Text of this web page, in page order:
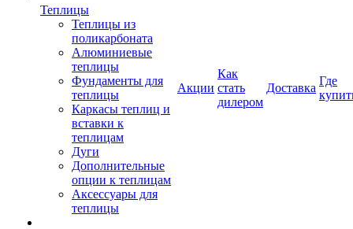
Теплицы
Теплицы из
поликарбоната
Алюминиевые
теплицы
Фундаменты для
теплицы
Каркасы теплиц и
вставки к
теплицам
Дуги
Дополнительные
опции к теплицам
Аксессуары для
теплицы
Акции
Как
стать
дилером
Доставка
Где